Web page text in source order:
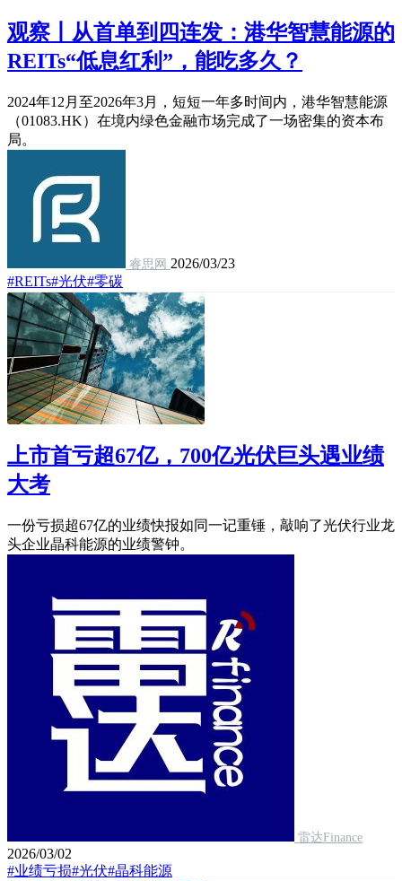
观察丨从首单到四连发：港华智慧能源的
REITs“低息红利”，能吃多久？
2024年12月至2026年3月，短短一年多时间内，港华智慧能源
（01083.HK）在境内绿色金融市场完成了一场密集的资本布
局。
睿思网 2026/03/23
#REITs#光伏#零碳
上市首亏超67亿，700亿光伏巨头遇业绩
大考
一份亏损超67亿的业绩快报如同一记重锤，敲响了光伏行业龙
头企业晶科能源的业绩警钟。
雷达Finance
2026/03/02
#业绩亏损#光伏#晶科能源